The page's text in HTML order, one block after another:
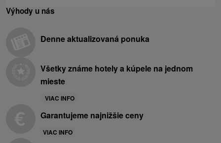
Výhody u nás
Denne aktualizovaná ponuka
Všetky známe hotely a kúpele na jednom
mieste
VIAC INFO
Garantujeme najnižšie ceny
VIAC INFO